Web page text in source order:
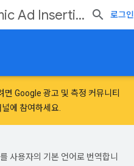
Ad Insertion 로그인
면 Google 광고 및 측정 커뮤니티
에 참여하세요.
사용자의 기본 언어로 번역합니